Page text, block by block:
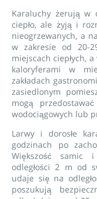
Karaluchy żerują w
ciepło, ale żyją i
nieogrzewanych, a
w zakresie od 20-
miejscach ciepłych,
kaloryferami w
zakładach
zasiedlonym
mogą
wodociągowych lub
Larwy i dorosłe
godzinach po
Większość samic
odległości 2 m od
udaje się na
poszukują